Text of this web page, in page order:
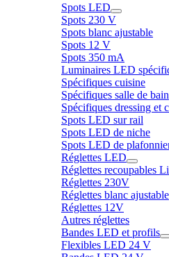
Spots LED
Spots 230 V
Spots blanc ajustable
Spots 12 V
Spots 350 mA
Luminaires LED
Spécifiques cuisine
Spécifiques salle de bain
Spécifiques dressing et
Spots LED sur rail
Spots LED de niche
Spots LED de
Réglettes LED
Réglettes recoupables
Réglettes 230V
Réglettes blanc ajustable
Réglettes 12V
Autres réglettes
Bandes LED et profils
Flexibles LED 24 V